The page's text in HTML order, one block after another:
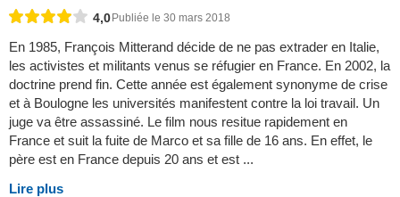
4,0Publiée le 30 mars 2018
En 1985, François Mitterand décide de ne pas extrader en Italie,
les activistes et militants venus se réfugier en France. En 2002, la
doctrine prend fin. Cette année est également synonyme de crise
et à Boulogne les universités manifestent contre la loi travail. Un
juge va être assassiné. Le film nous resitue rapidement en
France et suit la fuite de Marco et sa fille de 16 ans. En effet, le
père est en France depuis 20 ans et est ...
Lire plus